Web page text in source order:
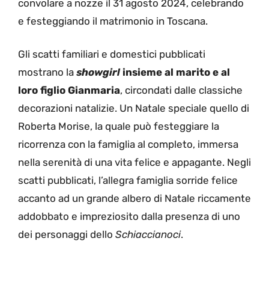
convolare a nozze il 31 agosto 2024, celebrando
e festeggiando il matrimonio in Toscana.
Gli scatti familiari e domestici pubblicati
mostrano la showgirlinsieme al marito e al
loro figlio Gianmaria, circondati dalle classiche
decorazioni natalizie. Un Natale speciale quello di
Roberta Morise, la quale può festeggiare la
ricorrenza con la famiglia al completo, immersa
nella serenità di una vita felice e appagante. Negli
scatti pubblicati, l’allegra famiglia sorride felice
accanto ad un grande albero di Natale riccamente
addobbato e impreziosito dalla presenza di uno
dei personaggi dello Schiaccianoci.